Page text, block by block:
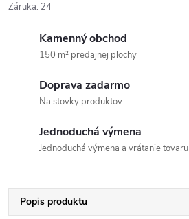
Záruka: 24
Kamenný obchod
150 m² predajnej plochy
Doprava zadarmo
Na stovky produktov
Jednoduchá výmena
Jednoduchá výmena a vrátanie tovaru
Popis produktu